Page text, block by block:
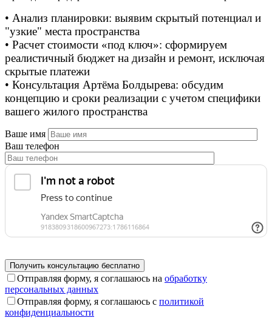
• Анализ планировки: выявим скрытый потенциал и
"узкие" места пространства
• Расчет стоимости «под ключ»: сформируем
реалистичный бюджет на дизайн и ремонт, исключая
скрытые платежи
• Консультация Артёма Болдырева: обсудим
концепцию и сроки реализации с учетом специфики
вашего жилого пространства
Ваше имя
Ваш телефон
Отправляя форму, я соглашаюсь на обработку
персональных данных
Отправляя форму, я соглашаюсь с политикой
конфиденциальности